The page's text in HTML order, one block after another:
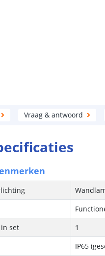
Vraag & antwoord
set
1
IP65